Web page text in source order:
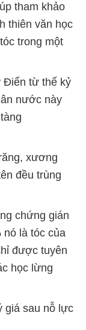
tham khảo
thiên văn học
trong một
Điển từ thế kỷ
nước này
xương
đều trùng
chứng gián
nó là tóc của
được tuyên
học lừng
giá sau nỗ lực